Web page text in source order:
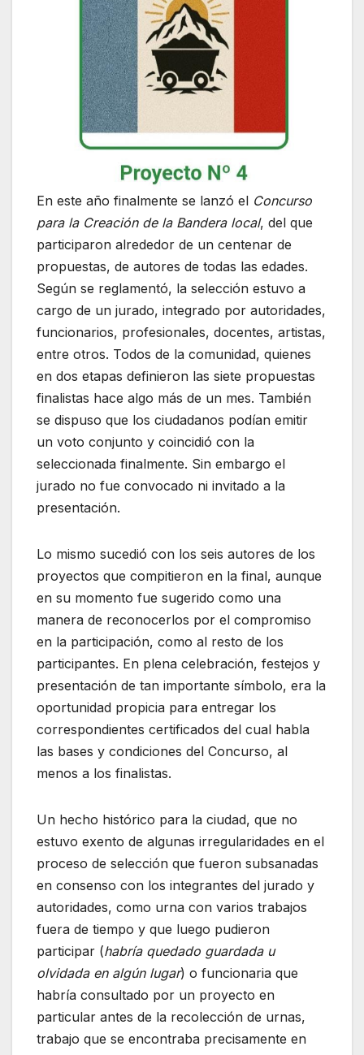
En este año finalmente se lanzó el Concurso
para la Creación de la Bandera local, del que
participaron alrededor de un centenar de
propuestas, de autores de todas las edades.
Según se reglamentó, la selección estuvo a
cargo de un jurado, integrado por autoridades,
funcionarios, profesionales, docentes, artistas,
entre otros. Todos de la comunidad, quienes
en dos etapas definieron las siete propuestas
finalistas hace algo más de un mes. También
se dispuso que los ciudadanos podían emitir
un voto conjunto y coincidió con la
seleccionada finalmente. Sin embargo el
jurado no fue convocado ni invitado a la
presentación.
Lo mismo sucedió con los seis autores de los
proyectos que compitieron en la final, aunque
en su momento fue sugerido como una
manera de reconocerlos por el compromiso
en la participación, como al resto de los
participantes. En plena celebración, festejos y
presentación de tan importante símbolo, era la
oportunidad propicia para entregar los
correspondientes certificados del cual habla
las bases y condiciones del Concurso, al
menos a los finalistas.
Un hecho histórico para la ciudad, que no
estuvo exento de algunas irregularidades en el
proceso de selección que fueron subsanadas
en consenso con los integrantes del jurado y
autoridades, como urna con varios trabajos
fuera de tiempo y que luego pudieron
participar (habría quedado guardada u
olvidada en algún lugar) o funcionaria que
habría consultado por un proyecto en
particular antes de la recolección de urnas,
trabajo que se encontraba precisamente en